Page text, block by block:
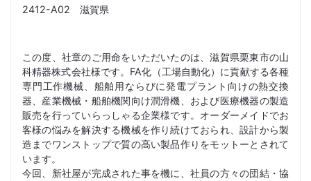
2412-A02 滋賀県
この度、社章のご用命をいただいたのは、滋賀県栗東市の山
科精器株式会社様です。FA化（工場自動化）に貢献する各種
専門工作機械、船舶用ならびに発電プラント向けの熱交換
器、産業機械・船舶機関向け潤滑機、および医療機器の製造
販売を行っていらっしゃる企業様です。オーダーメイドでお
客様の悩みを解決する機械を作り続けておられ、設計から製
造までワンストップで質の高い製品作りをモットーとされて
います。
今回、新社屋が完成された事を機に、社員の方々の団結・協